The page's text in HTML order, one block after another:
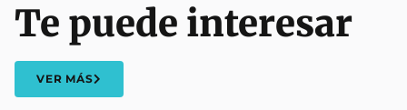
Te puede interesar
VER MÁS